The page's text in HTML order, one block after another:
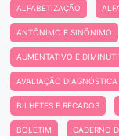
ALFABETIZAÇÃO
ANTÔNIMO E SINÔNIMO
AUMENTATIVO E
AVALIAÇÃO DIAGNÓSTICA
BILHETES E RECADOS
BOLETIM CADERNO